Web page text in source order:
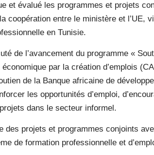
et évalué les programmes et projets
coopération entre le ministère et l’UE,
en Tunisie.
de l’avancement du programme «
par la création d’emplois
de la Banque africaine de
les opportunités d’emploi,
dans le secteur informel.
des projets et programmes conjoints
de formation professionnelle et